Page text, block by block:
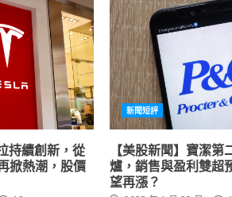
持續創新，從
掀熱潮，股價
新聞短評
【美股新聞】寶潔第
爐，銷售與盈利雙超
望再漲？